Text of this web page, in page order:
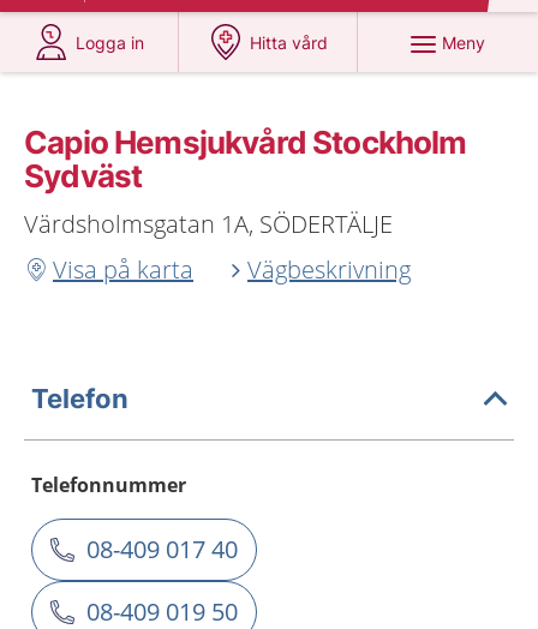
Logga in
på 1177.se
Hitta vård
på 1177.se
Meny
Capio Hemsjukvård Stockholm
Sydväst
Värdsholmsgatan 1A, SÖDERTÄLJE
Visa på karta
Vägbeskrivning
Telefon
Telefonnummer
08-409 017 40
08-409 019 50